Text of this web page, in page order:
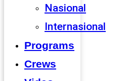
Nasional
Internasional
Programs
Crews